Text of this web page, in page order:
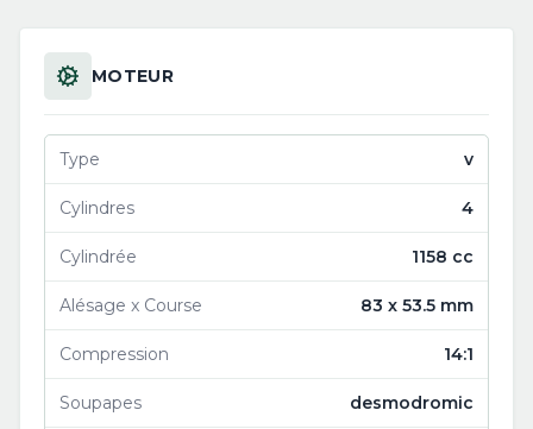
MOTEUR
Type v
Cylindres 4
Cylindrée 1158 cc
Alésage x Course 83 x 53.5 mm
Compression 14:1
Soupapes desmodromic